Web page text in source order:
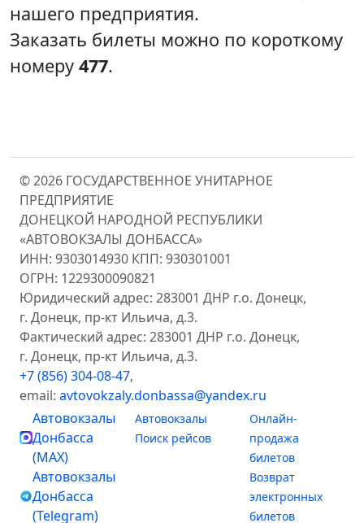
нашего предприятия.
Заказать билеты можно по короткому
номеру 477.
© 2026 ГОСУДАРСТВЕННОЕ УНИТАРНОЕ
ПРЕДПРИЯТИЕ
ДОНЕЦКОЙ НАРОДНОЙ РЕСПУБЛИКИ
«АВТОВОКЗАЛЫ ДОНБАССА»
ИНН: 9303014930 КПП: 930301001
ОГРН: 1229300090821
Юридический адрес: 283001 ДНР г.о. Донецк,
г. Донецк, пр-кт Ильича, д.3.
Фактический адрес: 283001 ДНР г.о. Донецк,
г. Донецк, пр-кт Ильича, д.3.
+7 (856) 304-08-47,
email: avtovokzaly.donbassa@yandex.ru
Автовокзалы
Донбасса
(MAX)
Автовокзалы
Донбасса
(Telegram)
Автовокзалы
Поиск рейсов
Онлайн-
продажа
билетов
Возврат
электронных
билетов